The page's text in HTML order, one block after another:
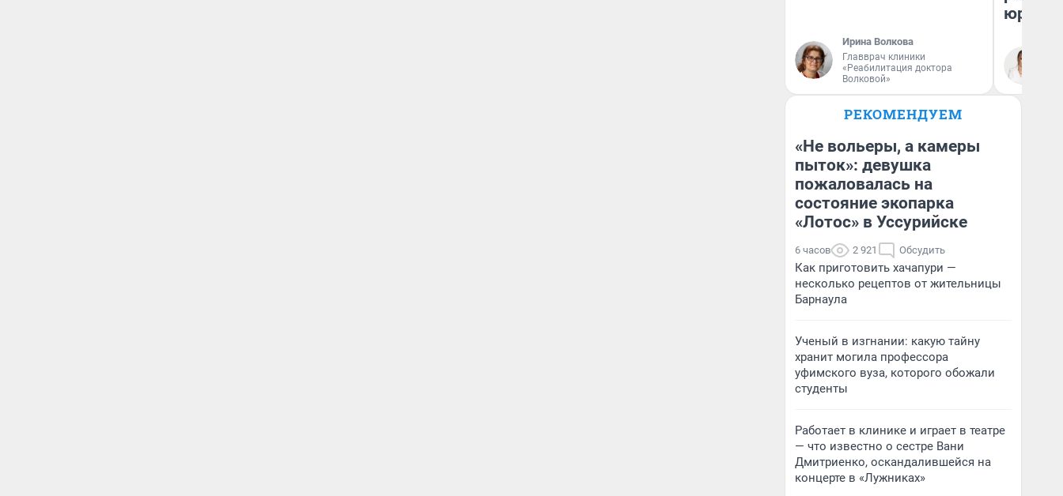
Ирина Волкова
Главврач клиники
«Реабилитация доктора
Волковой»
юриста
РЕКОМЕНДУЕМ
«Не вольеры, а камеры
пыток»: девушка
пожаловалась на
состояние экопарка
«Лотос» в Уссурийске
6 часов 2 921 Обсудить
Как приготовить хачапури —
несколько рецептов от жительницы
Барнаула
Ученый в изгнании: какую тайну
хранит могила профессора
уфимского вуза, которого обожали
студенты
Работает в клинике и играет в театре
— что известно о сестре Вани
Дмитриенко, оскандалившейся на
концерте в «Лужниках»